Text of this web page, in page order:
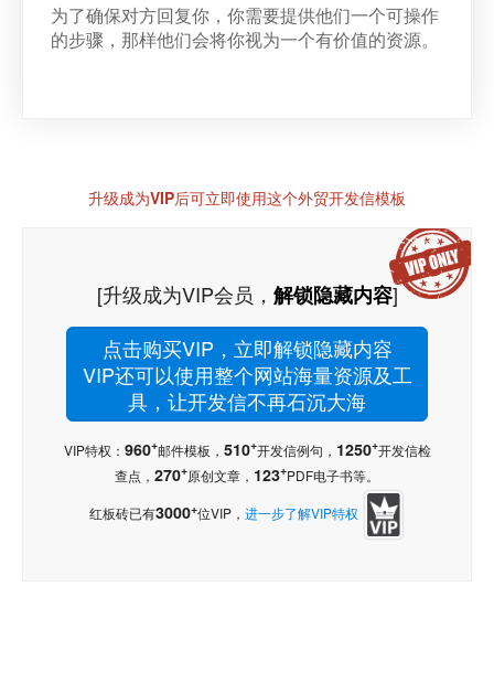
为了确保对方回复你，你需要提供他们一个可操作
的步骤，那样他们会将你视为一个有价值的资源。
升级成为VIP后可立即使用这个外贸开发信模板
[升级成为VIP会员， 解锁隐藏内容]
点击购买VIP，立即解锁隐藏内容
VIP还可以使用整个网站海量资源及工
具，让开发信不再石沉大海
VIP特权： 960+邮件模板， 510+开发信例句， 1250+开发信检
查点， 270+原创文章， 123+PDF电子书等。
红板砖已有3000+位VIP， 进一步了解VIP特权